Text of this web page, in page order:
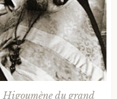
Higoumène du grand